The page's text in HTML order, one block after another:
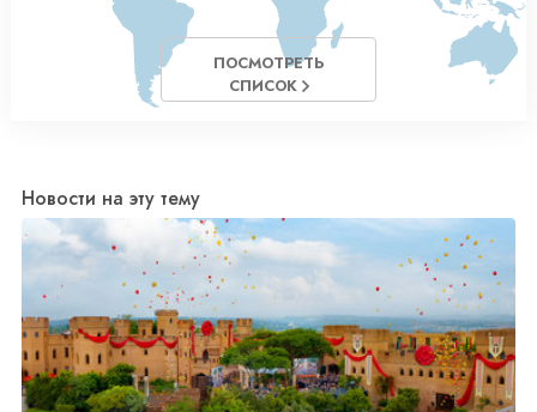
ПОСМОТРЕТЬ
СПИСОК
Новости на эту тему